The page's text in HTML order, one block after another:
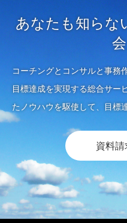
あなたも知らな
コーチングとコンサルと事務
目標達成を実現する総合サー
たノウハウを駆使して、目標
資料